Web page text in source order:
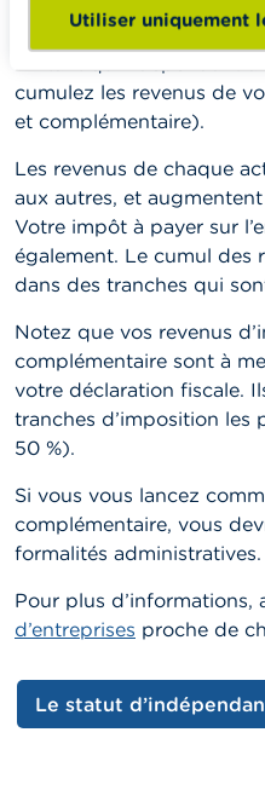
Utiliser uniquement
Vos revenus
cumulez les revenus de
et complémentaire).
Les revenus de chaque
aux autres, et
Votre impôt à payer sur
également. Le cumul des
dans des tranches qui
Notez que vos revenus
complémentaire sont à
votre déclaration fiscale.
tranches d’imposition les
50 %).
Si vous vous lancez
complémentaire, vous
formalités administratives.
Pour plus d’informations,
d’entreprises proche de
Le statut